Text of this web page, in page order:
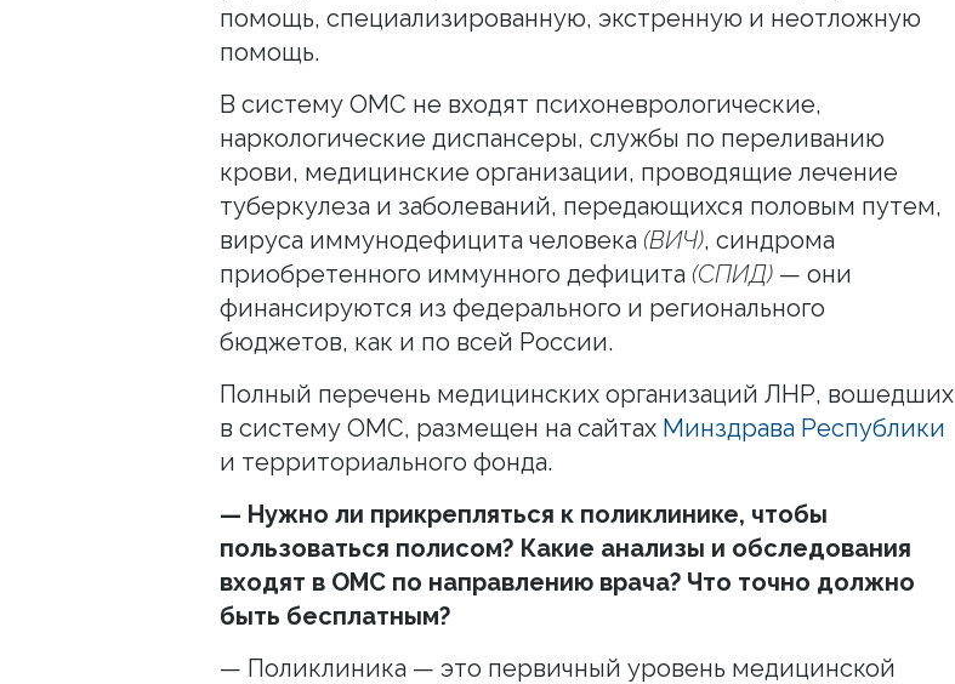
помощь, специализированную, экстренную и неотложную
помощь.
В систему ОМС не входят психоневрологические,
наркологические диспансеры, службы по переливанию
крови, медицинские организации, проводящие лечение
туберкулеза и заболеваний, передающихся половым путем,
вируса иммунодефицита человека (ВИЧ), синдрома
приобретенного иммунного дефицита (СПИД) — они
финансируются из федерального и регионального
бюджетов, как и по всей России.
Полный перечень медицинских организаций ЛНР, вошедших
в систему ОМС, размещен на сайтах Минздрава Республики
и территориального фонда.
— Нужно ли прикрепляться к поликлинике, чтобы
пользоваться полисом? Какие анализы и обследования
входят в ОМС по направлению врача? Что точно должно
быть бесплатным?
— Поликлиника — это первичный уровень медицинской